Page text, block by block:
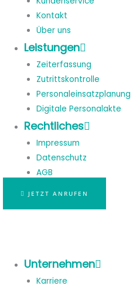
Kontakt
Über uns
Leistungen
Zeiterfassung
Zutrittskontrolle
Personaleinsatzplanung
Digitale Personalakte
Rechtliches
Impressum
Datenschutz
AGB
JETZT ANRUFEN
Unternehmen
Karriere